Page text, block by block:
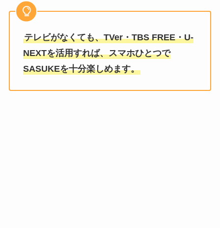
テレビがなくても、TVer・TBS FREE・U-
NEXTを活用すれば、スマホひとつで
SASUKEを十分楽しめます。